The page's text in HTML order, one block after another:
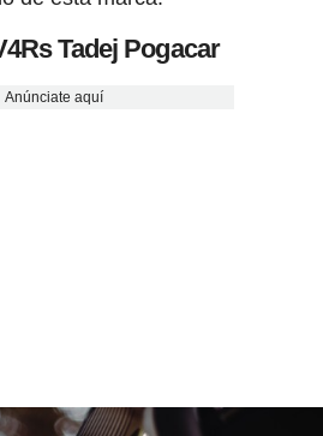
Tadej Pogacar
Anúnciate aquí